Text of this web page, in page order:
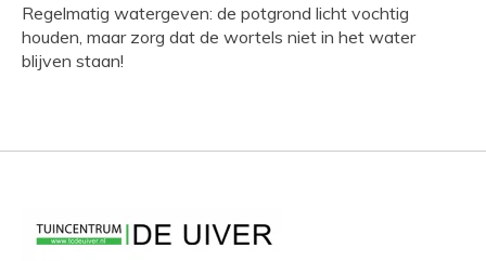
Regelmatig watergeven: de potgrond licht vochtig
houden, maar zorg dat de wortels niet in het water
blijven staan!